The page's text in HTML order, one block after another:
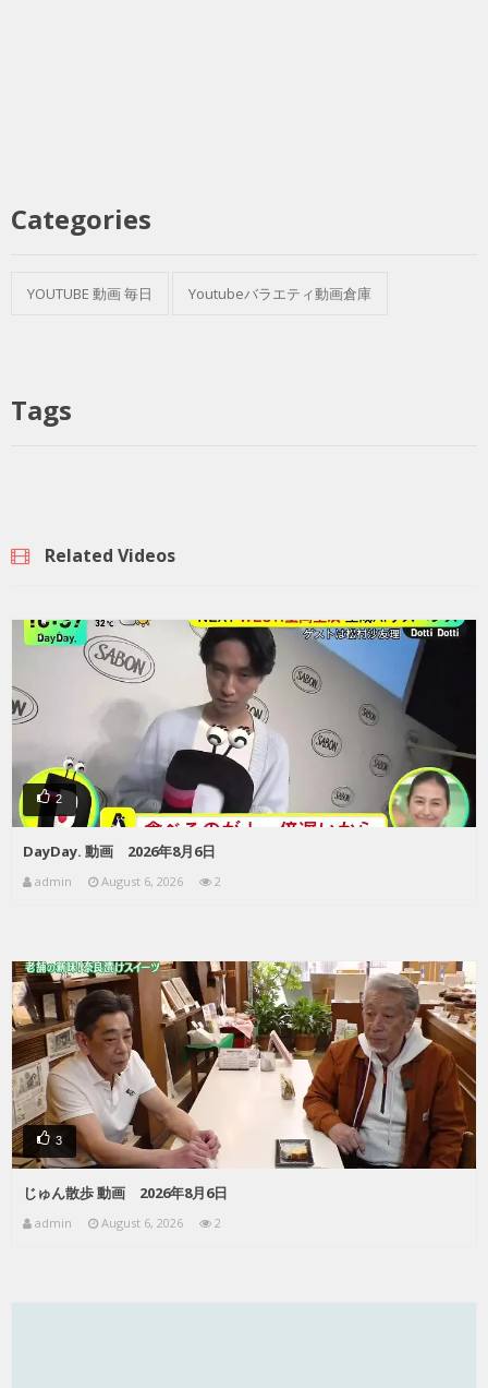
Categories
YOUTUBE 動画 毎日 Youtubeバラエティ動画倉庫
Tags
Related Videos
2
DayDay. 動画 2026年8月6日
admin August 6, 2026 2
3
じゅん散歩 動画 2026年8月6日
admin August 6, 2026 2